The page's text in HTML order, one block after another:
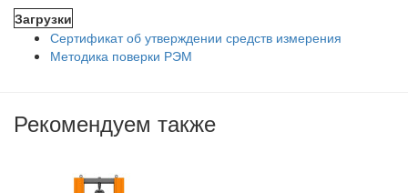
Загрузки
Сертификат об утверждении средств измерения
Методика поверки РЭМ
Рекомендуем также